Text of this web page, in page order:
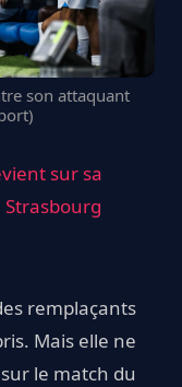
son attaquant
sur sa
remplaçants
Mais elle ne
le match du